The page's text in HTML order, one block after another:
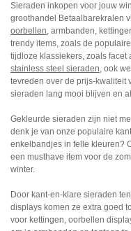
Sieraden inkopen voor jouw
groothandel Betaalbarekralen
oorbellen, armbanden,
trendy items, zoals de
tijdloze klassiekers, zoals
stainless steel sieraden, ook
tevreden over de prijs-kwaliteit
sieraden lang mooi blijven en
Gekleurde sieraden zijn niet
denk je van onze populaire
enkelbandjes in felle kleuren?
een musthave item voor de
winter.
Door kant-en-klare sieraden
displays komen ze extra goed
voor kettingen, oorbellen